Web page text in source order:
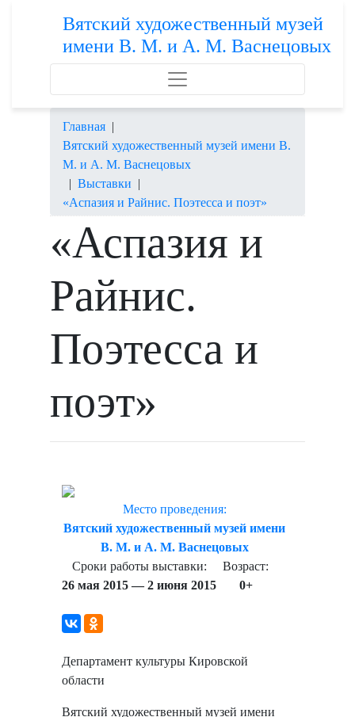
Вятский художественный музей
имени В. М. и А. М. Васнецовых
Главная |
Вятский художественный музей имени В.
М. и А. М. Васнецовых
| Выставки |
«Аспазия и Райнис. Поэтесса и поэт»
«Аспазия и
Райнис.
Поэтесса и
поэт»
Место проведения:
Вятский художественный музей имени
В. М. и А. М. Васнецовых
Сроки работы выставки:
26 мая 2015 — 2 июня 2015
Возраст:
0+
Департамент культуры Кировской
области
Вятский художественный музей имени